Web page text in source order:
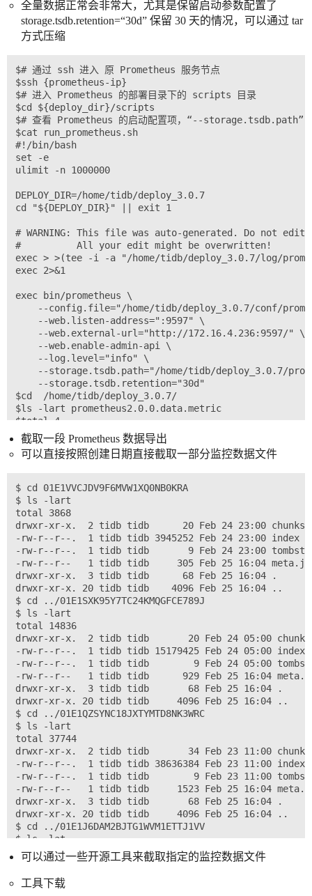
全量数据正常会非常大，尤其是保留启动参数配置了
storage.tsdb.retention=“30d” 保留 30 天的情况，可以通过 tar
方式压缩
$# 通过 ssh 进入 原 Prometheus 服务节点
$ssh {prometheus-ip}
$# 进入 Prometheus 的部署目录下的 scripts 目录
$cd ${deploy_dir}/scripts
$# 查看 Prometheus 的启动配置项，“--storage.tsdb.path”
$cat run_prometheus.sh
#!/bin/bash
set -e
ulimit -n 1000000
DEPLOY_DIR=/home/tidb/deploy_3.0.7
cd "${DEPLOY_DIR}" || exit 1
# WARNING: This file was auto-generated. Do not edit!
#          All your edit might be overwritten!
exec > >(tee -i -a "/home/tidb/deploy_3.0.7/log/
exec 2>&1
exec bin/prometheus \
--config.file="/home/tidb/deploy_3.0.7/conf/
    --web.listen-address=":9597" \
    --web.external-url="http://172.16.4.236:9597/" \
    --web.enable-admin-api \
    --log.level="info" \
--storage.tsdb.path="/home/tidb/deploy_3.0.7/
    --storage.tsdb.retention="30d"
$cd  /home/tidb/deploy_3.0.7/
$ls -lart prometheus2.0.0.data.metric
$total 4
drwxr-xr-x. 11 tidb tidb  150 Dec 20 12:04 ..
-rw-r--r--.  1 tidb tidb    0 Dec 20 13:57 lock
drwxr-xr-x.  3 tidb tidb   68 Feb 25 16:04
drwxr-xr-x.  3 tidb tidb   68 Feb 25 16:04
drwxr-xr-x.  3 tidb tidb   68 Feb 25 16:04
drwxr-xr-x.  3 tidb tidb   68 Feb 25 16:04
drwxr-xr-x.  3 tidb tidb   68 Feb 25 16:04
drwxr-xr-x.  3 tidb tidb   68 Feb 25 16:04
drwxr-xr-x.  3 tidb tidb   68 Feb 25 16:04
drwxr-xr-x.  3 tidb tidb   68 Feb 25 16:04
drwxr-xr-x.  3 tidb tidb   68 Feb 25 16:04
drwxr-xr-x.  3 tidb tidb   68 Feb 25 16:04
drwxr-xr-x.  3 tidb tidb   68 Feb 25 16:04
drwxr-xr-x.  3 tidb tidb   68 Feb 25 16:04
drwxr-xr-x.  3 tidb tidb   68 Feb 25 16:04
drwxr-xr-x.  3 tidb tidb   68 Feb 25 16:04
drwxr-xr-x.  3 tidb tidb   68 Feb 25 16:04
drwxr-xr-x   3 tidb tidb   68 Feb 25 16:04
drwxr-xr-x. 20 tidb tidb 4096 Feb 25 16:04 .
drwxr-xr-x.  3 tidb tidb   95 Feb 25 16:10 wal
$查看 prometheus2.0.0.data.metrics 大小
$du -sh prometheus2.0.0.data.metrics
8.9G	prometheus2.0.0.data.metrics/
$# 压缩监控数据文件，时间较长建议放在后台执行。
截取一段 Prometheus 数据导出
可以直接按照创建日期直接截取一部分监控数据文件
$ cd 01E1VVCJDV9F6MVW1XQ0NB0KRA
$ ls -lart
total 3868
drwxr-xr-x.  2 tidb tidb      20 Feb 24 23:00 chunks
-rw-r--r--.  1 tidb tidb 3945252 Feb 24 23:00 index
-rw-r--r--.  1 tidb tidb       9 Feb 24 23:00
-rw-r--r--   1 tidb tidb     305 Feb 25 16:04
drwxr-xr-x.  3 tidb tidb      68 Feb 25 16:04 .
drwxr-xr-x. 20 tidb tidb    4096 Feb 25 16:04 ..
$ cd ../01E1SXK95Y7TC24KMQGFCE789J
$ ls -lart
total 14836
drwxr-xr-x.  2 tidb tidb       20 Feb 24 05:00 chunks
-rw-r--r--.  1 tidb tidb 15179425 Feb 24 05:00 index
-rw-r--r--.  1 tidb tidb        9 Feb 24 05:00
-rw-r--r--   1 tidb tidb      929 Feb 25 16:04
drwxr-xr-x.  3 tidb tidb       68 Feb 25 16:04 .
drwxr-xr-x. 20 tidb tidb     4096 Feb 25 16:04 ..
$ cd ../01E1QZSYNC18JXTYMTD8NK3WRC
$ ls -lart
total 37744
drwxr-xr-x.  2 tidb tidb       34 Feb 23 11:00 chunks
-rw-r--r--.  1 tidb tidb 38636384 Feb 23 11:00 index
-rw-r--r--.  1 tidb tidb        9 Feb 23 11:00
-rw-r--r--   1 tidb tidb     1523 Feb 25 16:04
drwxr-xr-x.  3 tidb tidb       68 Feb 25 16:04 .
drwxr-xr-x. 20 tidb tidb     4096 Feb 25 16:04 ..
$ cd ../01E1J6DAM2BJTG1WVM1ETTJ1VV
$ ls -lat
total 37024
drwxr-xr-x. 20 tidb tidb     4096 Feb 25 16:04 ..
drwxr-xr-x.  3 tidb tidb       68 Feb 25 16:04 .
-rw-r--r--   1 tidb tidb     1523 Feb 25 16:04
可以通过一些开源工具来截取指定的监控数据文件
工具下载